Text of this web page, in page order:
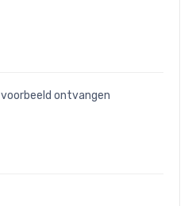
ontvangen